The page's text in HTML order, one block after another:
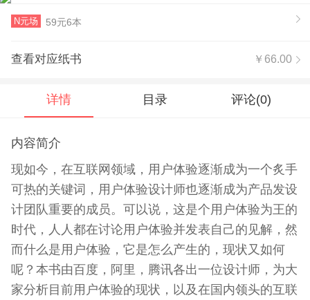
N元场 59元6本
查看对应纸书 ￥66.00
详情 目录 评论(0)
内容简介
现如今，在互联网领域，用户体验逐渐成为一个炙手
可热的关键词，用户体验设计师也逐渐成为产品发设
计团队重要的成员。可以说，这是个用户体验为王的
时代，人人都在讨论用户体验并发表自己的见解，然
而什么是用户体验，它是怎么产生的，现状又如何
呢？本书由百度，阿里，腾讯各出一位设计师，为大
家分析目前用户体验的现状，以及在国内领头的互联